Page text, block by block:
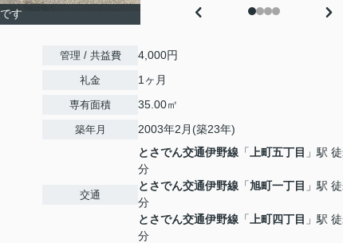
す
管理 / 共益費 4,000円
礼金 1ヶ月
専有面積 35.00㎡
築年月 2003年2月(築23年)
交通
とさでん交通伊野線 「 上町五丁目 」駅
分
とさでん交通伊野線 「旭町一丁目 」駅
分
とさでん交通伊野線 「 上町四丁目 」駅
分